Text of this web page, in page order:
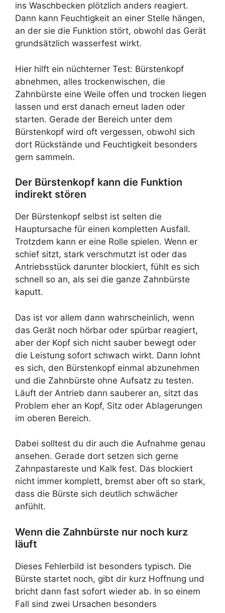
ins Waschbecken plötzlich anders reagiert.
Dann kann Feuchtigkeit an einer Stelle hängen,
an der sie die Funktion stört, obwohl das Gerät
grundsätzlich wasserfest wirkt.
Hier hilft ein nüchterner Test: Bürstenkopf
abnehmen, alles trockenwischen, die
Zahnbürste eine Weile offen und trocken liegen
lassen und erst danach erneut laden oder
starten. Gerade der Bereich unter dem
Bürstenkopf wird oft vergessen, obwohl sich
dort Rückstände und Feuchtigkeit besonders
gern sammeln.
Der Bürstenkopf kann die Funktion
indirekt stören
Der Bürstenkopf selbst ist selten die
Hauptursache für einen kompletten Ausfall.
Trotzdem kann er eine Rolle spielen. Wenn er
schief sitzt, stark verschmutzt ist oder das
Antriebsstück darunter blockiert, fühlt es sich
schnell so an, als sei die ganze Zahnbürste
kaputt.
Das ist vor allem dann wahrscheinlich, wenn
das Gerät noch hörbar oder spürbar reagiert,
aber der Kopf sich nicht sauber bewegt oder
die Leistung sofort schwach wirkt. Dann lohnt
es sich, den Bürstenkopf einmal abzunehmen
und die Zahnbürste ohne Aufsatz zu testen.
Läuft der Antrieb dann sauberer an, sitzt das
Problem eher an Kopf, Sitz oder Ablagerungen
im oberen Bereich.
Dabei solltest du dir auch die Aufnahme genau
ansehen. Gerade dort setzen sich gerne
Zahnpastareste und Kalk fest. Das blockiert
nicht immer komplett, bremst aber oft so stark,
dass die Bürste sich deutlich schwächer
anfühlt.
Wenn die Zahnbürste nur noch kurz
läuft
Dieses Fehlerbild ist besonders typisch. Die
Bürste startet noch, gibt dir kurz Hoffnung und
bricht dann fast sofort wieder ab. In so einem
Fall sind zwei Ursachen besonders